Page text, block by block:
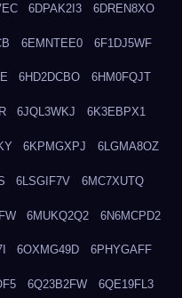
6DPAK2I3 6DREN8XO
6EMNTEE0 6F1DJ5WF
6HD2DCBO 6HM0FQJT
6JQL3WKJ 6K3EBPX1
6KPMGXPJ 6LGMA8OZ
6LSGIF7V 6MC7XUTQ
6MUKQ2Q2 6N6MCPD2
6OXMG49D 6PHYGAFF
6Q23B2FW 6QE19FL3